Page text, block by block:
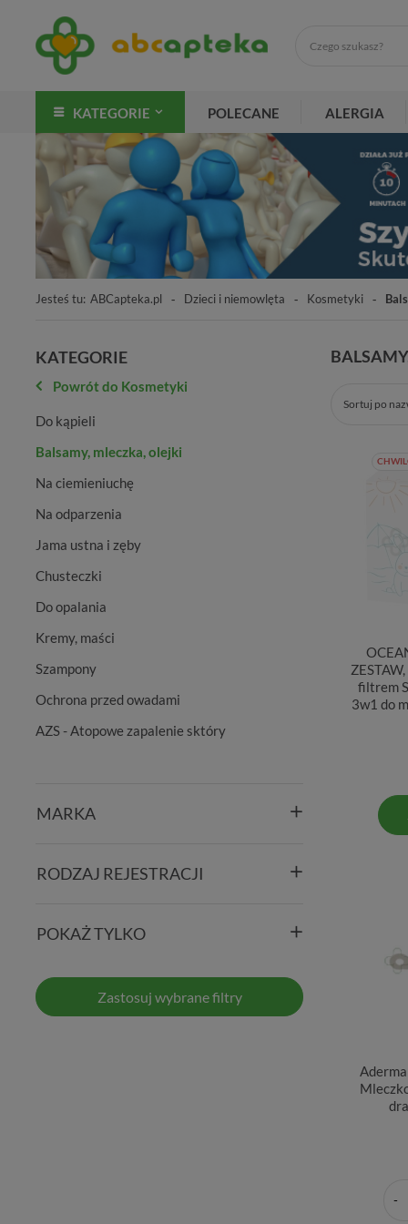
KATEGORIE POLECANE ALERGIA
Jesteś tu: ABCapteka.pl Dzieci i niemowlęta Kosmetyki
KATEGORIE
Powrót do Kosmetyki
Do kąpieli
Balsamy, mleczka, olejki
Na ciemieniuchę
Na odparzenia
Jama ustna i zęby
Chusteczki
Do opalania
Kremy, maści
Szampony
Ochrona przed owadami
AZS - Atopowe zapalenie sktóry
MARKA
RODZAJ REJESTRACJI
POKAŻ TYLKO
Zastosuj wybrane filtry
Sortuj po
filtrem
3w1 do